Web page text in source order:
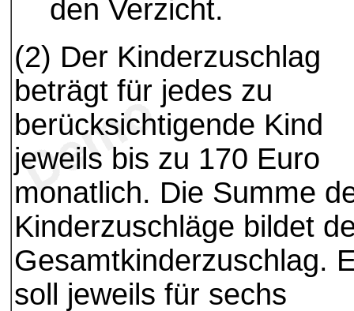
den Verzicht.
(2) Der Kinderzuschlag
beträgt für jedes zu
berücksichtigende Kind
jeweils bis zu 170 Euro
monatlich. Die Summe
Kinderzuschläge bildet
Gesamtkinderzuschlag.
soll jeweils für sechs